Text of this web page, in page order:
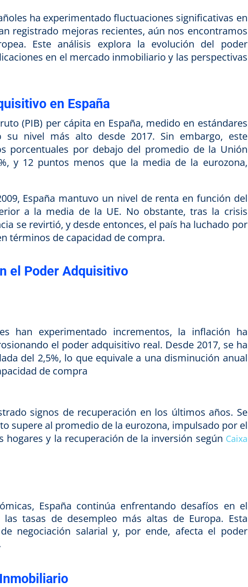
ha experimentado fluctuaciones significativas en
registrado mejoras recientes, aún nos encontramos
Este análisis explora la evolución del poder
en el mercado inmobiliario y las perspectivas
en España
(PIB) per cápita en España, medido en estándares
su nivel más alto desde 2017. Sin embargo, este
porcentuales por debajo del promedio de la Unión
y 12 puntos menos que la media de la eurozona,
España mantuvo un nivel de renta en función del
a la media de la UE. No obstante, tras la crisis
se revirtió, y desde entonces, el país ha luchado por
términos de capacidad de compra.
el Poder Adquisitivo
han experimentado incrementos, la inflación ha
el poder adquisitivo real. Desde 2017, se ha
del 2,5%, lo que equivale a una disminución anual
de compra
signos de recuperación en los últimos años. Se
supere al promedio de la eurozona, impulsado por el
y la recuperación de la inversión según Caixa
España continúa enfrentando desafíos en el
tasas de desempleo más altas de Europa. Esta
negociación salarial y, por ende, afecta el poder